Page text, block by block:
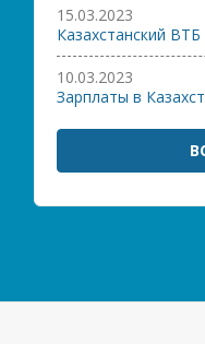
15.03.2023
Казахстанский
10.03.2023
Зарплаты в